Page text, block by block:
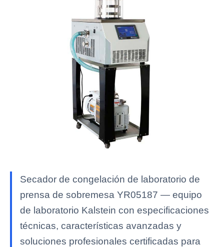
Secador de congelación de laboratorio de
prensa de sobremesa YR05187 — equipo
de laboratorio Kalstein con especificaciones
técnicas, características avanzadas y
soluciones profesionales certificadas para